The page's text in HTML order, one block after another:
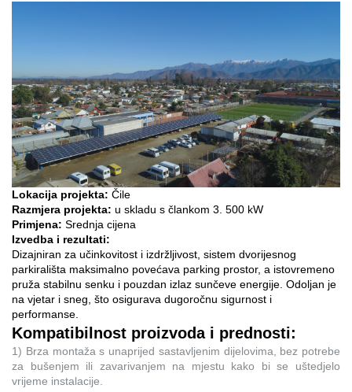
Lokacija projekta: Čile
Razmjera projekta: u skladu s člankom 3. 500 kW
Primjena: Srednja cijena
Izvedba i rezultati:
Dizajniran za učinkovitost i izdržljivost, sistem dvorijesnog
parkirališta maksimalno povećava parking prostor, a istovremeno
pruža stabilnu senku i pouzdan izlaz sunčeve energije. Odoljan je
na vjetar i sneg, što osigurava dugoročnu sigurnost i
performanse.
Kompatibilnost proizvoda i prednosti:
1) Brza montaža s unaprijed sastavljenim dijelovima, bez potrebe
za bušenjem ili zavarivanjem na mjestu kako bi se uštedjelo
vrijeme instalacije.